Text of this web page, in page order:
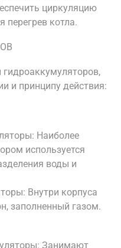
циркуляцию
перегрев котла.
и принципу действия:
Наиболее
используется
воды и
Внутри корпуса
заполненный газом.
Занимают